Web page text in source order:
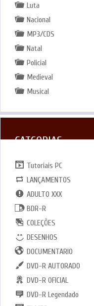
Luta
Nacional
MP3/CDS
Natal
Policial
Medieval
Musical
CATGORIAS
Tutoriais PC
LANÇAMENTOS
ADULTO XXX
BDR-R
COLEÇÕES
DESENHOS
DOCUMENTARIO
DVD-R AUTORADO
DVD-R OFICIAL
DVD-R Legendado